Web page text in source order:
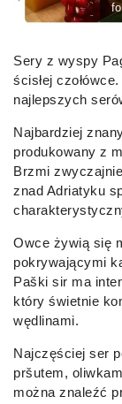
Sery z wyspy
ścisłej
najlepszych
Najbardziej
produkowany z
Brzmi
znad Adriatyku
Owce żywią się
pokrywającymi
Paški sir ma
który świetnie
wędlinami.
Najczęściej ser
pršutem,
można znaleźć